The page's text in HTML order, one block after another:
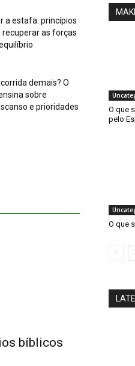
a estafa: princípios
recuperar as forças
demais? O
sobre
e prioridades
bíblicos
O que
pelo
O que